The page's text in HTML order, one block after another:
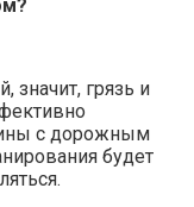
значит, грязь и
с дорожным
будет